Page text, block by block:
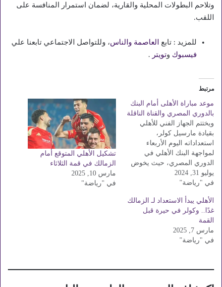
وتلاحم البطولات المحلية والقارية، لضمان استمرار المنافسة على
اللقب.
للمزيد : تابع العاصمة والناس، وللتواصل الاجتماعي تابعنا علي
فيسبوك وتويتر .
مرتبط
موعد مباراة الأهلى أمام البنك
بالدوري المصري والقناة الناقلة
ويختتم الجهاز الفني للأهلي
بقيادة مارسيل كولر،
استعداداته اليوم الأربعاء
لمواجهة البنك الأهلي في
الدوري المصري، حيث يخوض
الشياطين الحمر مرانهم الأخير،
ثم يعلن كولر قائمة المباراة
الليلة. وتعد مباراة الأهلي
والبنك مهمة في رحلة
الشياطين الحمر لتصحيح
مسارهم في جدول الدوري
بالفوز في جميع…
يوليو 31, 2024
في "رياضة"
تشكيل الأهلي المتوقع أمام
الزمالك في قمة الثلاثاء
مارس 10, 2025
في "رياضة"
الأهلي يبدأ الاستعداد لـ الزمالك
غدًا.. وكولر في حيرة قبل
القمة
مارس 7, 2025
في "رياضة"